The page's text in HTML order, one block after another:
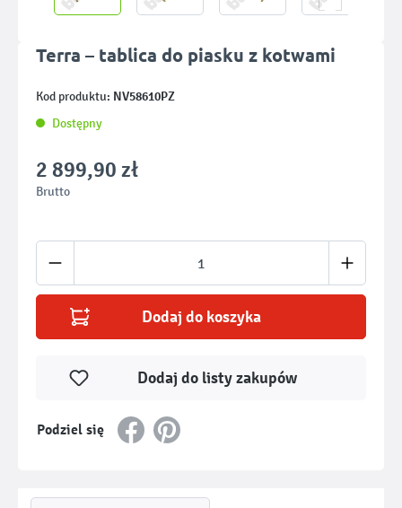
Terra – tablica do piasku z kotwami
Kod produktu: NV58610PZ
Dostępny
2 899,90 zł
Brutto
Ilość produktu: Wprowadź żądaną ilość
Dodaj do koszyka
Podziel się
Dodaj do listy zakupów